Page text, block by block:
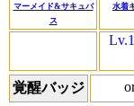
マーメイド&サキュバ
ス
水着
覚醒バッジ